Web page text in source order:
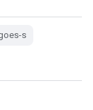
s